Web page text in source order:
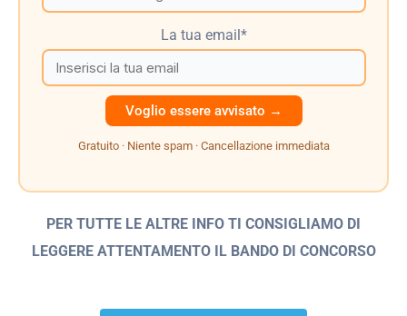
La tua email*
Gratuito · Niente spam · Cancellazione immediata
PER TUTTE LE ALTRE INFO TI CONSIGLIAMO DI
LEGGERE ATTENTAMENTO IL BANDO DI CONCORSO